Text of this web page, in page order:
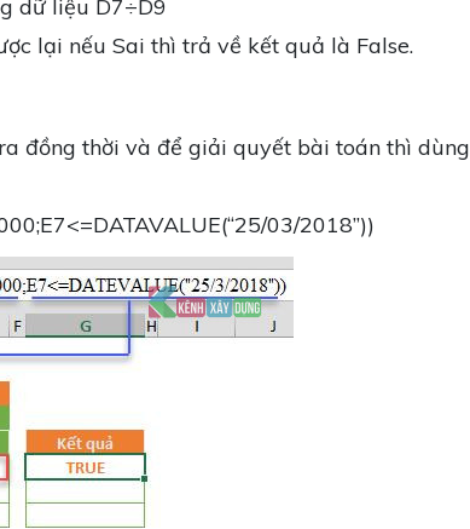
dữ liệu D7÷D9
lại nếu Sai thì trả về kết quả là False.
đồng thời và để giải quyết bài toán thì dùng
03/2018”))